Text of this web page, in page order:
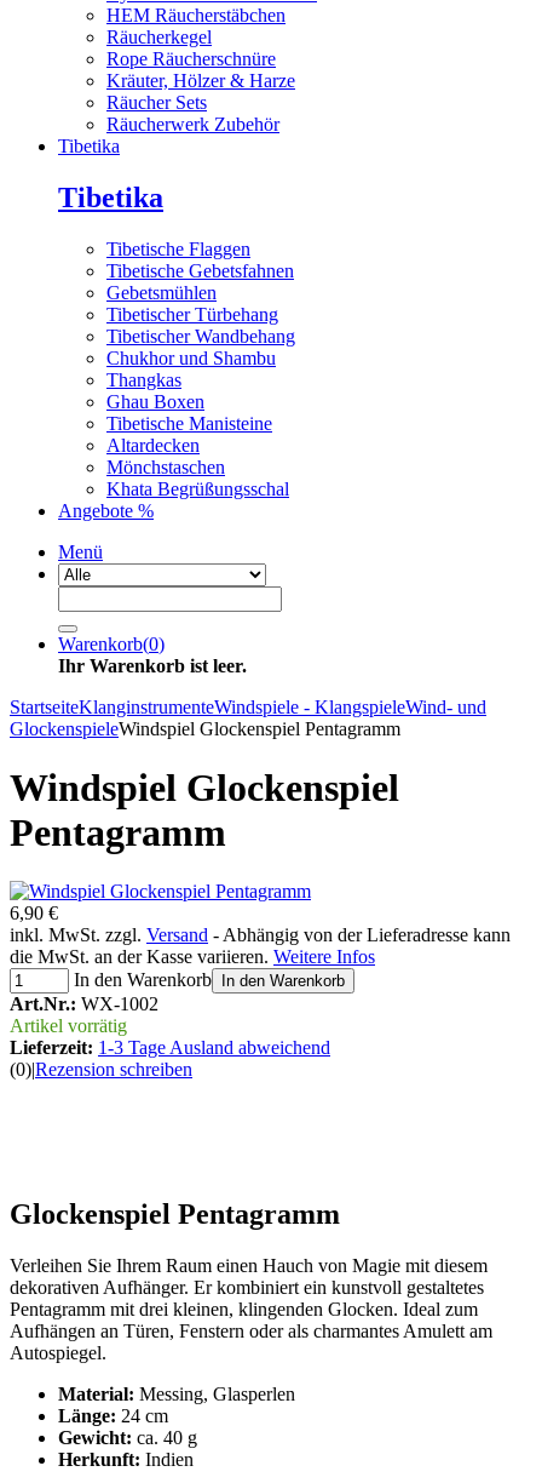
HEM Räucherstäbchen
Räucherkegel
Rope Räucherschnüre
Kräuter, Hölzer & Harze
Räucher Sets
Räucherwerk Zubehör
Tibetika
Tibetika
Tibetische Flaggen
Tibetische Gebetsfahnen
Gebetsmühlen
Tibetischer Türbehang
Tibetischer Wandbehang
Chukhor und Shambu
Thangkas
Ghau Boxen
Tibetische Manisteine
Altardecken
Mönchstaschen
Khata Begrüßungsschal
Angebote %
Menü
Warenkorb(0)
Ihr Warenkorb ist leer.
StartseiteKlanginstrumenteWindspiele - KlangspieleWind- und
GlockenspieleWindspiel Glockenspiel Pentagramm
Windspiel Glockenspiel
Pentagramm
6,90 €
inkl. MwSt. zzgl. Versand - Abhängig von der Lieferadresse kann
die MwSt. an der Kasse variieren. Weitere Infos
In den Warenkorb
In den Warenkorb
Art.Nr.: WX-1002
Artikel vorrätig
Lieferzeit: 1-3 Tage Ausland abweichend
(0)|Rezension schreiben
Glockenspiel Pentagramm
Verleihen Sie Ihrem Raum einen Hauch von Magie mit diesem
dekorativen Aufhänger. Er kombiniert ein kunstvoll gestaltetes
Pentagramm mit drei kleinen, klingenden Glocken. Ideal zum
Aufhängen an Türen, Fenstern oder als charmantes Amulett am
Autospiegel.
Material: Messing, Glasperlen
Länge: 24 cm
Gewicht: ca. 40 g
Herkunft: Indien